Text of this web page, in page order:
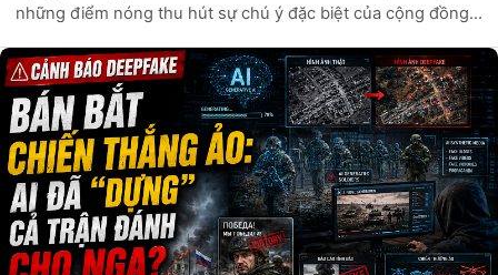
những điểm nóng thu hút sự chú ý đặc biệt của cộng đồng
các mối đe dọa t...